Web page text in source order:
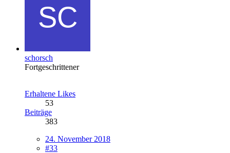
schorsch
Fortgeschrittener
Erhaltene Likes
53
Beiträge
383
24. November 2018
#33